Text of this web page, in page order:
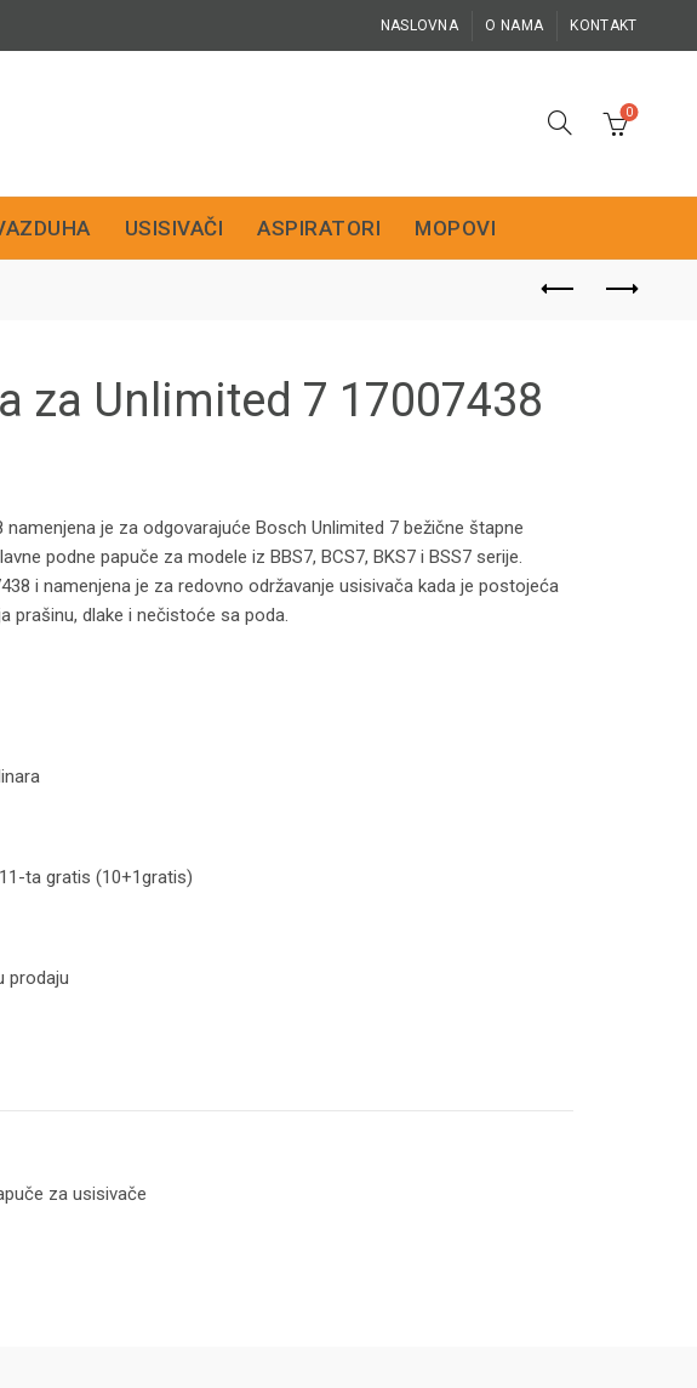
NASLOVNA O NAMA KONTAKT
0
USISIVAČI ASPIRATORI MOPOVI
za Unlimited 7 17007438
je za odgovarajuće Bosch Unlimited 7 bežične štapne
podne papuče za modele iz BBS7, BCS7, BKS7 i BSS7 serije.
i namenjena je za redovno održavanje usisivača kada je postojeća
prašinu, dlake i nečistoće sa poda.
ta gratis (10+1gratis)
prodaju
za usisivače